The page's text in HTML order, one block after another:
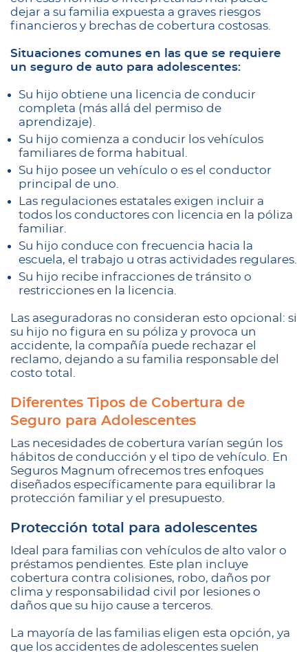
dejar a su familia expuesta a graves riesgos
financieros y brechas de cobertura costosas.
Situaciones comunes en las que se requiere
un seguro de auto para adolescentes:
Su hijo obtiene una licencia de conducir
completa (más allá del permiso de
aprendizaje).
Su hijo comienza a conducir los vehículos
familiares de forma habitual.
Su hijo posee un vehículo o es el conductor
principal de uno.
Las regulaciones estatales exigen incluir a
todos los conductores con licencia en la póliza
familiar.
Su hijo conduce con frecuencia hacia la
escuela, el trabajo u otras actividades regulares.
Su hijo recibe infracciones de tránsito o
restricciones en la licencia.
Las aseguradoras no consideran esto opcional: si
su hijo no figura en su póliza y provoca un
accidente, la compañía puede rechazar el
reclamo, dejando a su familia responsable del
costo total.
Diferentes Tipos de Cobertura de
Seguro para Adolescentes
Las necesidades de cobertura varían según los
hábitos de conducción y el tipo de vehículo. En
Seguros Magnum ofrecemos tres enfoques
diseñados específicamente para equilibrar la
protección familiar y el presupuesto.
Protección total para adolescentes
Ideal para familias con vehículos de alto valor o
préstamos pendientes. Este plan incluye
cobertura contra colisiones, robo, daños por
clima y responsabilidad civil por lesiones o
daños que su hijo cause a terceros.
La mayoría de las familias eligen esta opción, ya
que los accidentes de adolescentes suelen